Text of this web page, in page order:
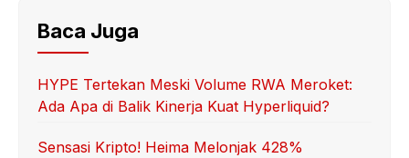
Baca Juga
HYPE Tertekan Meski Volume RWA Meroket:
Ada Apa di Balik Kinerja Kuat Hyperliquid?
Sensasi Kripto! Heima Melonjak 428%